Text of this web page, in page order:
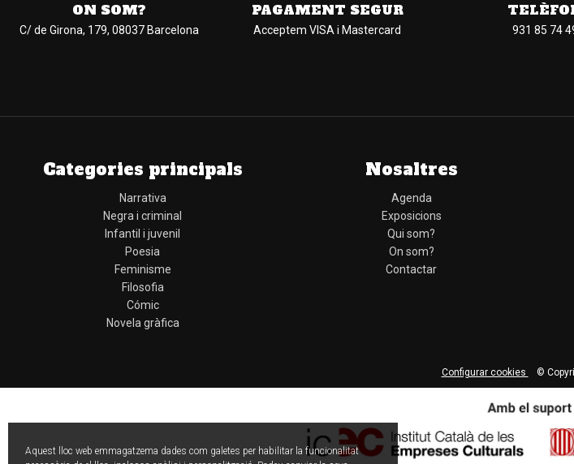
ON SOM?
C/ de Girona, 179, 08037 Barcelona
PAGAMENT SEGUR
Acceptem VISA i Mastercard 931 85 74
Categories principals
Narrativa
Negra i criminal
Infantil i juvenil
Poesia
Feminisme
Filosofia
Cómic
Novela gràfica
Nosaltres
Agenda
Exposicions
Qui som?
On som?
Contactar
Configurar cookies ©
Aquest lloc web emmagatzema dades com galetes per habilitar la funcionalitat